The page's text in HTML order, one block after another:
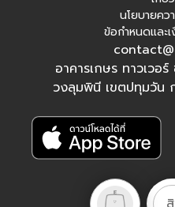
นโยบายคว
ข้อกำหนดและเ
อาคารเกษร ทาวเวอ
วงลุมพินี เขตปทุมวัน
ติดต